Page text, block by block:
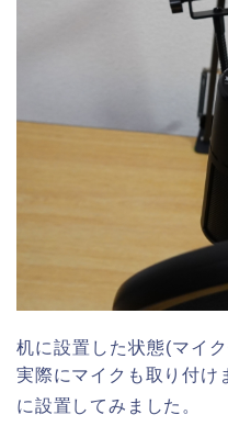
机に設置した状態(マイ
実際にマイクも取り付け
に設置してみました。